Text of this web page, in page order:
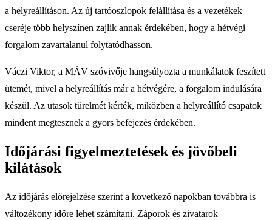
a helyreállításon. Az új tartóoszlopok felállítása és a vezetékek
cseréje több helyszínen zajlik annak érdekében, hogy a hétvégi
forgalom zavartalanul folytatódhasson.
Váczi Viktor, a MÁV szóvivője hangsúlyozta a munkálatok feszített
ütemét, mivel a helyreállítás már a hétvégére, a forgalom indulására
készül. Az utasok türelmét kérték, miközben a helyreállító csapatok
mindent megtesznek a gyors befejezés érdekében.
Időjárási figyelmeztetések és jövőbeli
kilátások
Az időjárás előrejelzése szerint a következő napokban továbbra is
változékony időre lehet számítani. Záporok és zivatarok